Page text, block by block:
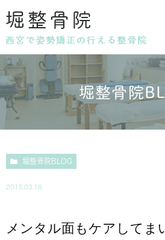
堀整骨院
堀整骨院BLOG
2015.03.18
メンタル面もケアしてま